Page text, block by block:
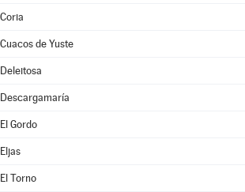
Coria
Cuacos de Yuste
Deleitosa
Descargamaría
El Gordo
Eljas
El Torno